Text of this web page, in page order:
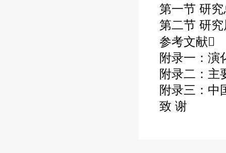
第一节 研
第二节 研
参考文献
附录一：演
附录二：主
附录三：中
致 谢